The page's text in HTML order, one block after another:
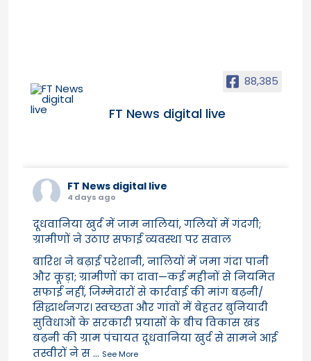
88,385
FT News digital live
FT News digital live
4 days ago
दूधवानिया खुर्द में जाम नालियां, गलियों में गंदगी;
ग्रामीणों ने उठाए सफाई व्यवस्था पर सवाल
बारिश ने बढ़ाई परेशानी, नालियों में जमा गंदा पानी
और कूड़ा; ग्रामीणों का दावा—कई महीनों से नियमित
सफाई नहीं, जिम्मेदारों से कार्रवाई की मांग बढ़नी/
सिद्धार्थनगर। स्वच्छता और गांवों में बेहतर बुनियादी
सुविधाओं के सरकारी प्रयासों के बीच विकास खंड
बढ़नी की ग्राम पंचायत दूधवानिया खुर्द से सामने आई
तस्वीरों ने स... See More